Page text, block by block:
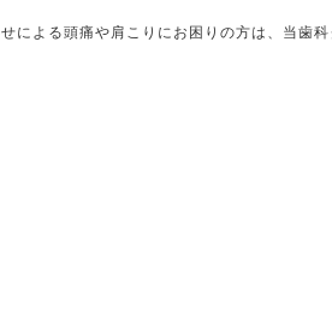
による頭痛や肩こりにお困りの方は、当